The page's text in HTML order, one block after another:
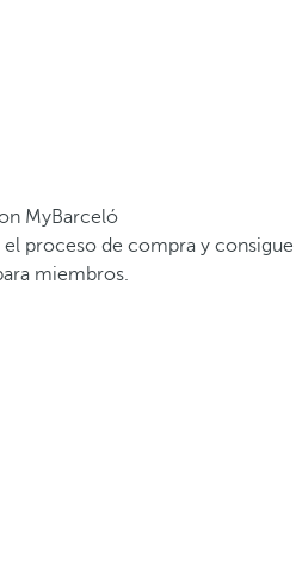
MyBarceló
el proceso de compra y consigue
miembros.